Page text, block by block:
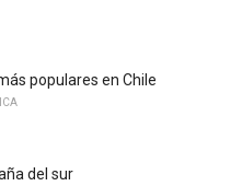
populares en Chile
del sur